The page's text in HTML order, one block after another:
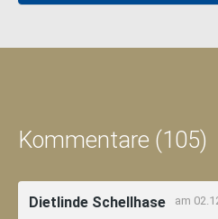
Kommentare (105)
Dietlinde Schellhase am